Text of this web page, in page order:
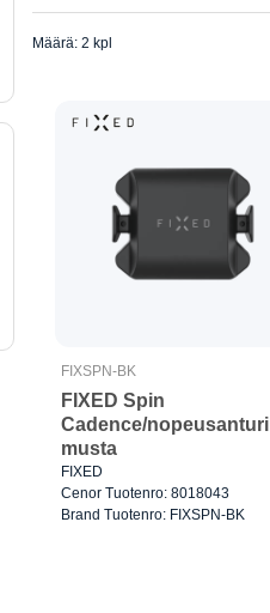
Määrä: 2 kpl
FIXSPN-BK
FIXED Spin
Cadence/nopeusanturi
musta
FIXED
Cenor Tuotenro: 8018043
Brand Tuotenro: FIXSPN-BK